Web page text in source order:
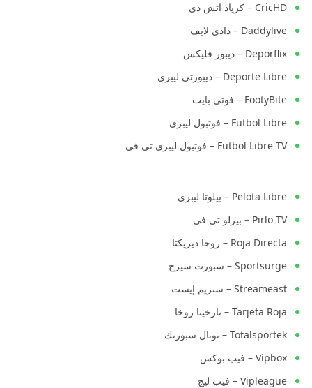
CricHD – كرياد اتش دي
Daddylive – دادي لايف
Deporflix – ديبور فليكس
Deporte Libre – ديبورتي ليبري
FootyBite – فوتي بايت
Futbol Libre – فوتبول ليبري
Futbol Libre TV – فوتبول ليبري تي في
Pelota Libre – بيلوتا ليبري
Pirlo TV – بيرلو تي في
Roja Directa – روخا ديريكتا
Sportsurge – سبورت سيرج
Streameast – ستريم إيست
Tarjeta Roja – تارخيتا روخا
Totalsportek – توتال سبورتك
Vipbox – فيب بوكس
Vipleague – فيب ليج